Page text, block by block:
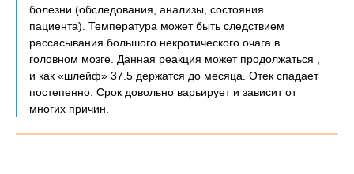
болезни (обследования, анализы, состояния
пациента). Температура может быть следствием
рассасывания большого некротического очага в
головном мозге. Данная реакция может продолжаться ,
и как «шлейф» 37.5 держатся до месяца. Отек спадает
постепенно. Срок довольно варьирует и зависит от
многих причин.